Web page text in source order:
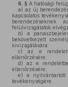
6. § A hatósági
a) az új
kapcsolatos
berendezéseknek
felülvizsgálatok
b) a
bekövetkezett
kivizsgálására;
c) az e rendelet
ellenőrzésére;
d) az e
ellenőrzésére;
e) a
tevékenységére.